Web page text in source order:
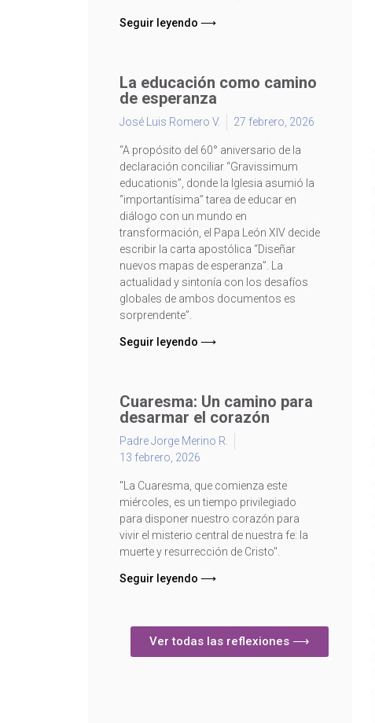
Seguir leyendo ⟶
La educación como camino
de esperanza
José Luis Romero V. 27 febrero, 2026
“A propósito del 60° aniversario de la
declaración conciliar “Gravissimum
educationis”, donde la Iglesia asumió la
“importantísima” tarea de educar en
diálogo con un mundo en
transformación, el Papa León XIV decide
escribir la carta apostólica “Diseñar
nuevos mapas de esperanza”. La
actualidad y sintonía con los desafíos
globales de ambos documentos es
sorprendente”.
Seguir leyendo ⟶
Cuaresma: Un camino para
desarmar el corazón
Padre Jorge Merino R.
13 febrero, 2026
"La Cuaresma, que comienza este
miércoles, es un tiempo privilegiado
para disponer nuestro corazón para
vivir el misterio central de nuestra fe: la
muerte y resurrección de Cristo".
Seguir leyendo ⟶
Ver todas las reflexiones ⟶